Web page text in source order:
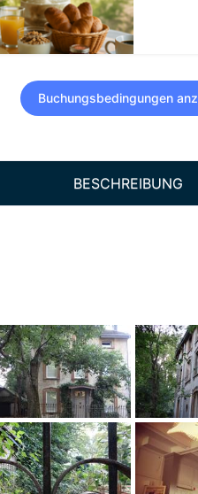
Buchungsbedingungen
BESCHREIBUNG